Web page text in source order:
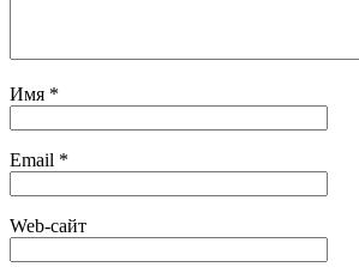
Имя *
Email *
Web-сайт